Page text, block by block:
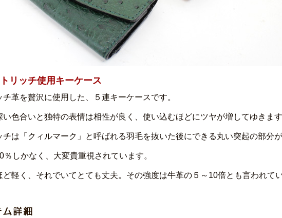
リッチ使用キーケース
チ革を贅沢に使用した、５連キーケースです。
い色合いと独特の表情は相性が良く、使い込むほどにツヤが増してゆきます
チは「クィルマーク」と呼ばれる羽毛を抜いた後にできる丸い突起の部分が
％しかなく、大変貴重視されています。
ど軽く、それでいてとても丈夫。その強度は牛革の５～10倍とも言われてい